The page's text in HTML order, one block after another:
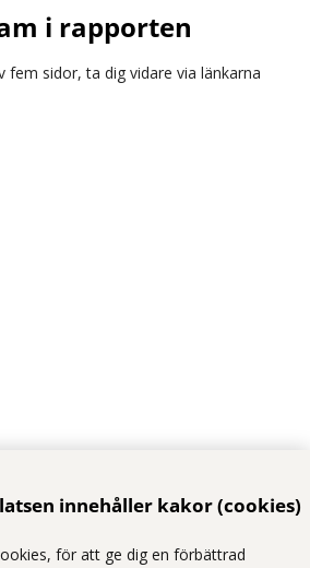
innehåller kakor (cookies)
för att ge dig en förbättrad
i rapporten
fem sidor, ta dig vidare via länkarna